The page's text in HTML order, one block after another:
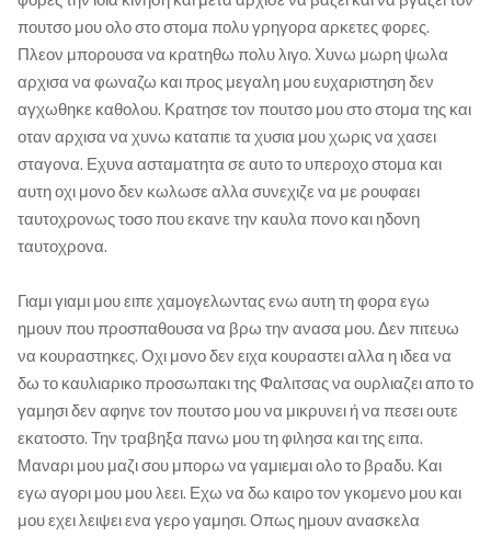
πουτσο μου ολο στο στομα πολυ γρηγορα αρκετες φορες.
Πλεον μπορουσα να κρατηθω πολυ λιγο. Χυνω μωρη ψωλα
αρχισα να φωναζω και προς μεγαλη μου ευχαριστηση δεν
αγχωθηκε καθολου. Κρατησε τον πουτσο μου στο στομα της και
οταν αρχισα να χυνω καταπιε τα χυσια μου χωρις να χασει
σταγονα. Εχυνα ασταματητα σε αυτο το υπεροχο στομα και
αυτη οχι μονο δεν κωλωσε αλλα συνεχιζε να με ρουφαει
ταυτοχρονως τοσο που εκανε την καυλα πονο και ηδονη
ταυτοχρονα.
Γιαμι γιαμι μου ειπε χαμογελωντας ενω αυτη τη φορα εγω
ημουν που προσπαθουσα να βρω την ανασα μου. Δεν πιτευω
να κουραστηκες. Οχι μονο δεν ειχα κουραστει αλλα η ιδεα να
δω το καυλιαρικο προσωπακι της Φαλιτσας να ουρλιαζει απο το
γαμησι δεν αφηνε τον πουτσο μου να μικρυνει ή να πεσει ουτε
εκατοστο. Την τραβηξα πανω μου τη φιλησα και της ειπα.
Μαναρι μου μαζι σου μπορω να γαμιεμαι ολο το βραδυ. Και
εγω αγορι μου μου λεει. Εχω να δω καιρο τον γκομενο μου και
μου εχει λειψει ενα γερο γαμησι. Οπως ημουν ανασκελα